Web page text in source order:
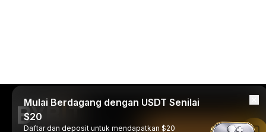
Mulai Berdagang dengan USDT Senilai
$20
Daftar dan deposit untuk mendapatkan $20